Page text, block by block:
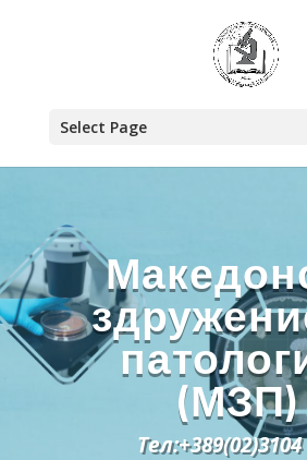
Select Page
(МЗП)
Тел:+389(02)3104